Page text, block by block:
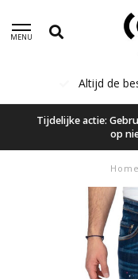
MENU
Altijd de
Tijdelijke actie:
op
Home